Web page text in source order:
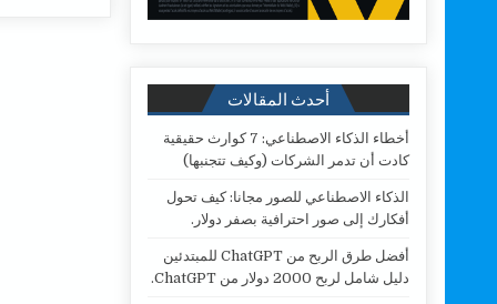
أحدث المقالات
أخطاء الذكاء الاصطناعي: 7 كوارث حقيقية
كادت أن تدمر الشركات (وكيف تتجنبها)
الذكاء الاصطناعي للصور مجانا: كيف تحول
أفكارك إلى صور احترافية بصفر دولار.
أفضل طرق الربح من ChatGPT للمبتدئين
دليل شامل لربح 2000 دولار من ChatGPT.